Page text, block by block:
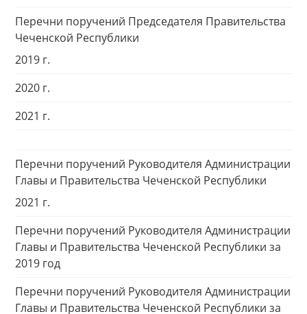
Перечни поручений Председателя Правительства
Чеченской Республики
2019 г.
2020 г.
2021 г.
Перечни поручений Руководителя Администрации
Главы и Правительства Чеченской Республики
2021 г.
Перечни поручений Руководителя Администрации
Главы и Правительства Чеченской Республики за
2019 год
Перечни поручений Руководителя Администрации
Главы и Правительства Чеченской Республики за